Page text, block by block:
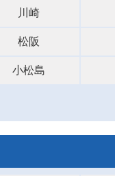
川崎
松阪
小松島